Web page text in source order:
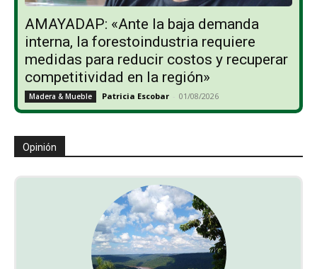
AMAYADAP: «Ante la baja demanda
interna, la forestoindustria requiere
medidas para reducir costos y recuperar
competitividad en la región»
Madera & Mueble Patricia Escobar - 01/08/2026
Opinión